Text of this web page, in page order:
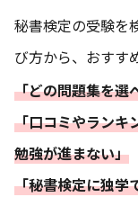
秘書検定の受験を
び方から、おすす
「どの問題集を選
「口コミやランキ
勉強が進まない」
「秘書検定に独学